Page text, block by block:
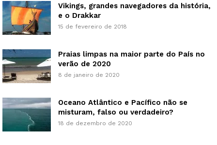
Vikings, grandes navegadores da história,
e o Drakkar
15 de fevereiro de 2018
Praias limpas na maior parte do País no
verão de 2020
8 de janeiro de 2020
Oceano Atlântico e Pacífico não se
misturam, falso ou verdadeiro?
18 de dezembro de 2020